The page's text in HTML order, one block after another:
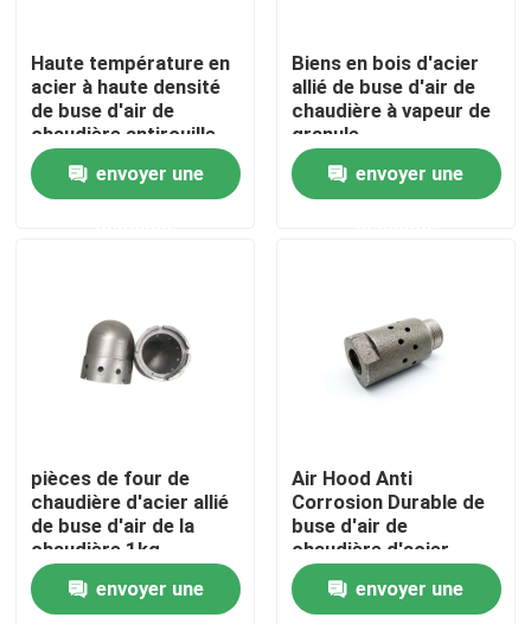
Produits
Au sujet de nous
Contrôle de qualité
Demandez une citation
Pièces de four de chaudière
Haute température en
acier à haute densité
de buse d'air de
chaudière antirouille
envoyer une
Biens en bois d'acier
allié de buse d'air de
chaudière à vapeur de
granule
envoyer une
pièces de four de
chaudière d'acier allié
de buse d'air de la
chaudière 1kg
Wearproof
envoyer une
Air Hood Anti
Corrosion Durable de
buse d'air de
chaudière d'acier
inoxydable d'acier allié
envoyer une